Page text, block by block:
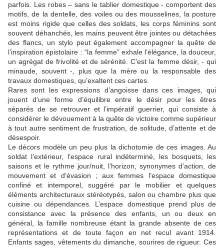
parfois. Les robes – sans le tablier domestique - comportent des
motifs, de la dentelle, des voiles ou des mousselines, la posture
est moins rigide que celles des soldats, les corps féminins sont
souvent déhanchés, les mains peuvent être jointes ou détachées
des flancs, un stylo peut également accompagner la quête de
l’inspiration épistolaire : “la femme” exhale l’élégance, la douceur,
un agrégat de frivolité et de sérénité. C’est la femme désir, - qui
minaude, souvent -, plus que la mère ou la responsable des
travaux domestiques, qu’exaltent ces cartes.
Rares sont les expressions d’angoisse dans ces images, qui
jouent d’une forme d’équilibre entre le désir pour les êtres
séparés de se retrouver et l’impératif guerrier, qui consiste à
considérer le dévouement à la quête de victoire comme supérieur
à tout autre sentiment de frustration, de solitude, d’attente et de
désespoir.
Le décors modèle un peu plus la dichotomie de ces images. Au
soldat l’extérieur, l’espace rural indéterminé, les bosquets, les
saisons et le rythme jour/nuit, l’horizon, synonymes d’action, de
mouvement et d’évasion ; aux femmes l’espace domestique
confiné et intemporel, suggéré par le mobilier et quelques
éléments architecturaux stéréotypés, salon ou chambre plus que
cuisine ou dépendances. L’espace domestique prend plus de
consistance avec la présence des enfants, un ou deux en
général, la famille nombreuse étant la grande absente de ces
représentations et de toute façon en net recul avant 1914.
Enfants sages, vêtements du dimanche, sourires de rigueur. Ces